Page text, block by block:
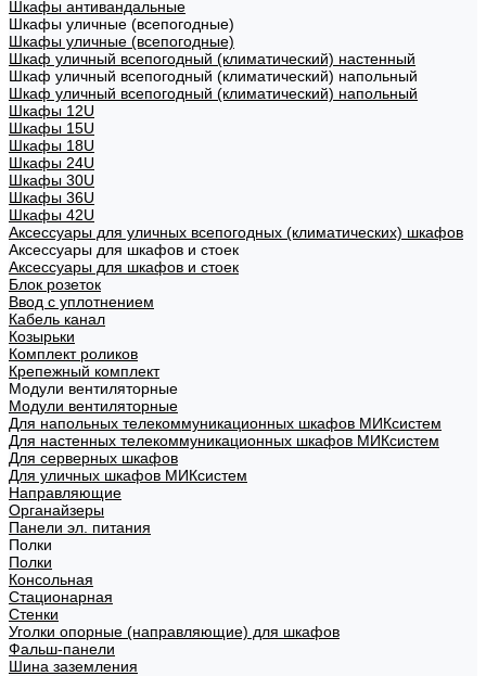
Шкафы антивандальные
Шкафы уличные (всепогодные)
Шкафы уличные (всепогодные)
Шкаф уличный всепогодный (климатический) настенный
Шкаф уличный всепогодный (климатический) напольный
Шкаф уличный всепогодный (климатический) напольный
Шкафы 12U
Шкафы 15U
Шкафы 18U
Шкафы 24U
Шкафы 30U
Шкафы 36U
Шкафы 42U
Аксессуары для уличных всепогодных (климатических) шкафов
Аксессуары для шкафов и стоек
Аксессуары для шкафов и стоек
Блок розеток
Ввод с уплотнением
Кабель канал
Козырьки
Комплект роликов
Крепежный комплект
Модули вентиляторные
Модули вентиляторные
Для напольных телекоммуникационных шкафов МИКсистем
Для настенных телекоммуникационных шкафов МИКсистем
Для серверных шкафов
Для уличных шкафов МИКсистем
Направляющие
Органайзеры
Панели эл. питания
Полки
Полки
Консольная
Стационарная
Стенки
Уголки опорные (направляющие) для шкафов
Фальш-панели
Шина заземления